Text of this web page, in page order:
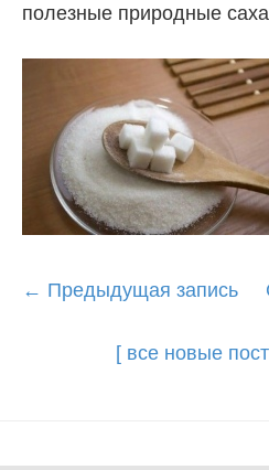
полезные природные
Post
← Предыдущая запись
[ все новые